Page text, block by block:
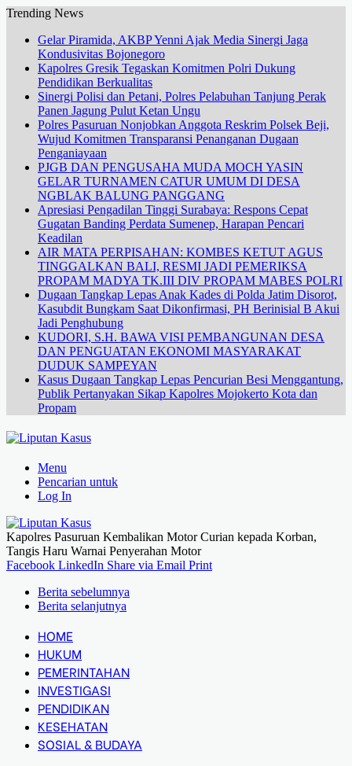
Trending News
Gelar Piramida, AKBP Yenni Ajak Media Sinergi Jaga
Kondusivitas Bojonegoro
Kapolres Gresik Tegaskan Komitmen Polri Dukung
Pendidikan Berkualitas
Sinergi Polisi dan Petani, Polres Pelabuhan Tanjung Perak
Panen Jagung Pulut Ketan Ungu
Polres Pasuruan Nonjobkan Anggota Reskrim Polsek Beji,
Wujud Komitmen Transparansi Penanganan Dugaan
Penganiayaan
PJGB DAN PENGUSAHA MUDA MOCH YASIN
GELAR TURNAMEN CATUR UMUM DI DESA
NGBLAK BALUNG PANGGANG
Apresiasi Pengadilan Tinggi Surabaya: Respons Cepat
Gugatan Banding Perdata Sumenep, Harapan Pencari
Keadilan
AIR MATA PERPISAHAN: KOMBES KETUT AGUS
TINGGALKAN BALI, RESMI JADI PEMERIKSA
PROPAM MADYA TK.III DIV PROPAM MABES POLRI
Dugaan Tangkap Lepas Anak Kades di Polda Jatim Disorot,
Kasubdit Bungkam Saat Dikonfirmasi, PH Berinisial B Akui
Jadi Penghubung
KUDORI, S.H. BAWA VISI PEMBANGUNAN DESA
DAN PENGUATAN EKONOMI MASYARAKAT
DUDUK SAMPEYAN
Kasus Dugaan Tangkap Lepas Pencurian Besi Menggantung,
Publik Pertanyakan Sikap Kapolres Mojokerto Kota dan
Propam
Menu
Pencarian untuk
Log In
Kapolres Pasuruan Kembalikan Motor Curian kepada Korban,
Tangis Haru Warnai Penyerahan Motor
Facebook LinkedIn Share via Email Print
Berita sebelumnya
Berita selanjutnya
HOME
HUKUM
PEMERINTAHAN
INVESTIGASI
PENDIDIKAN
KESEHATAN
SOSIAL & BUDAYA